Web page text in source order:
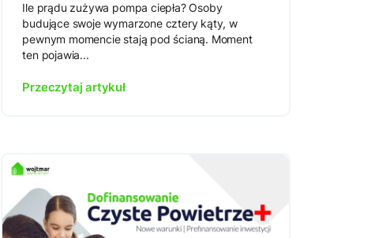
Ile prądu zużywa pompa ciepła? Osoby
budujące swoje wymarzone cztery kąty, w
pewnym momencie stają pod ścianą. Moment
ten pojawia...
Przeczytaj artykuł